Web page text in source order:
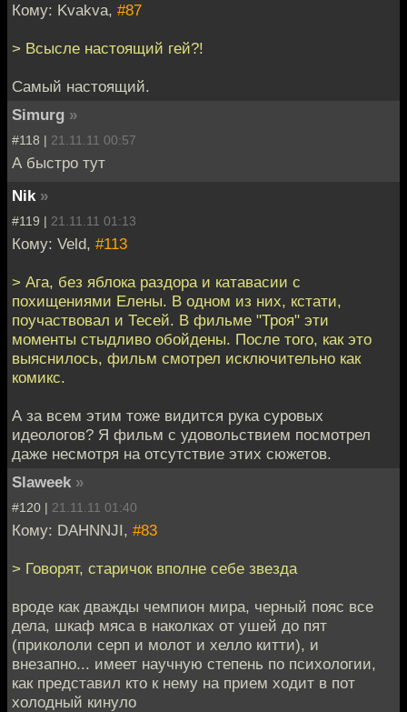
Кому: Kvakva, #87
> Всысле настоящий гей?!
Самый настоящий.
Simurg »
#118 | 21.11.11 00:57
А быстро тут
Nik »
#119 | 21.11.11 01:13
Кому: Veld, #113
> Ага, без яблока раздора и катавасии с
похищениями Елены. В одном из них, кстати,
поучаствовал и Тесей. В фильме "Троя" эти
моменты стыдливо обойдены. После того, как это
выяснилось, фильм смотрел исключительно как
комикс.
А за всем этим тоже видится рука суровых
идеологов? Я фильм с удовольствием посмотрел
даже несмотря на отсутствие этих сюжетов.
Slaweek »
#120 | 21.11.11 01:40
Кому: DAHNNJI, #83
> Говорят, старичок вполне себе звезда
вроде как дважды чемпион мира, черный пояс все
дела, шкаф мяса в наколках от ушей до пят
(прикололи серп и молот и хелло китти), и
внезапно... имеет научную степень по психологии,
как представил кто к нему на прием ходит в пот
холодный кинуло